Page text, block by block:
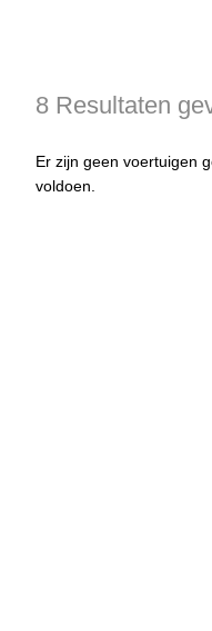
8 Resultaten
Er zijn geen voertuigen
voldoen.